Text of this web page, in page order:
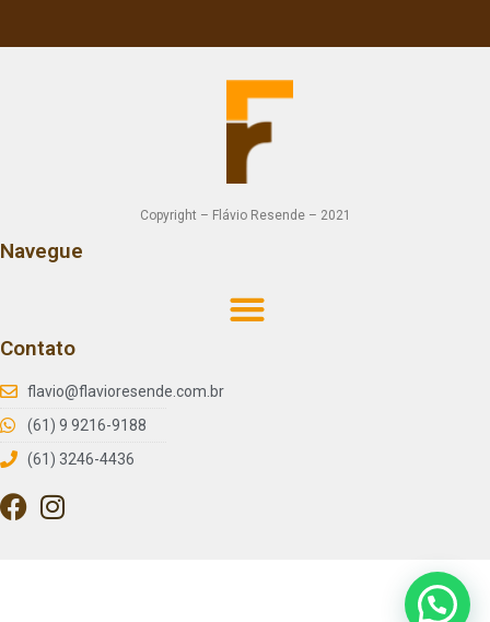
Copyright – Flávio Resende – 2021
Navegue
Contato
flavio@flavioresende.com.br
(61) 9 9216-9188
(61) 3246-4436